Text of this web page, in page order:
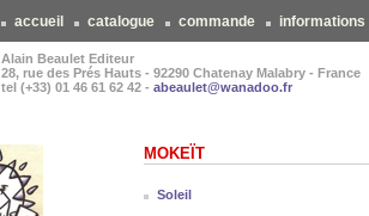
accueil catalogue commande informations
Alain Beaulet Editeur
28, rue des Prés Hauts - 92290 Chatenay Malabry - France
tel (+33) 01 46 61 62 42 - abeaulet@wanadoo.fr
MOKEÏT
Soleil